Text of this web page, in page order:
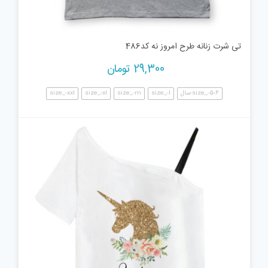
تی شرت زنانه طرح امروز نه کد486
29,300 تومان
size_-5-6-سال size_-l
size_-m
size_-xl
size_-xxl